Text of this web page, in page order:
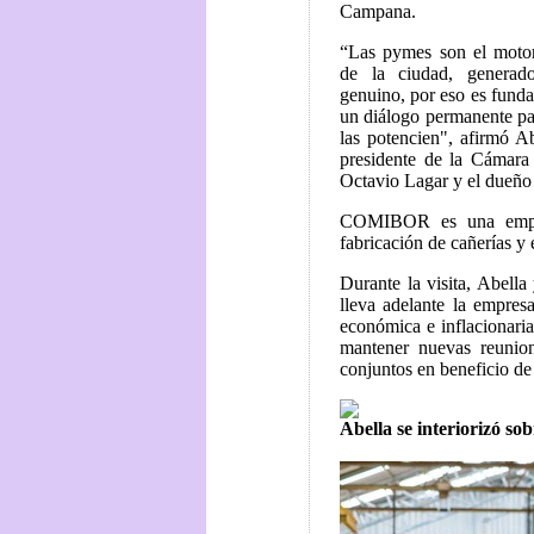
Campana.
“Las pymes son el
de la ciudad,
genuino, por eso es
un diálogo permanente
las potencien", afirmó
presidente de la
Octavio Lagar y el
COMIBOR es una
fabricación de cañerías y
Durante la visita, Abella
lleva adelante la
económica e
mantener nuevas
conjuntos en beneficio
Abella se interiorizó